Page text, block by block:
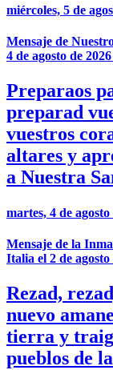
miércoles, 5 de
Mensaje de
4 de agosto de
Preparaos
preparad
vuestros
altares y
a Nuestra
martes, 4 de agosto
Mensaje de la
Italia el 2 de agosto
Rezad,
nuevo
tierra y
pueblos de